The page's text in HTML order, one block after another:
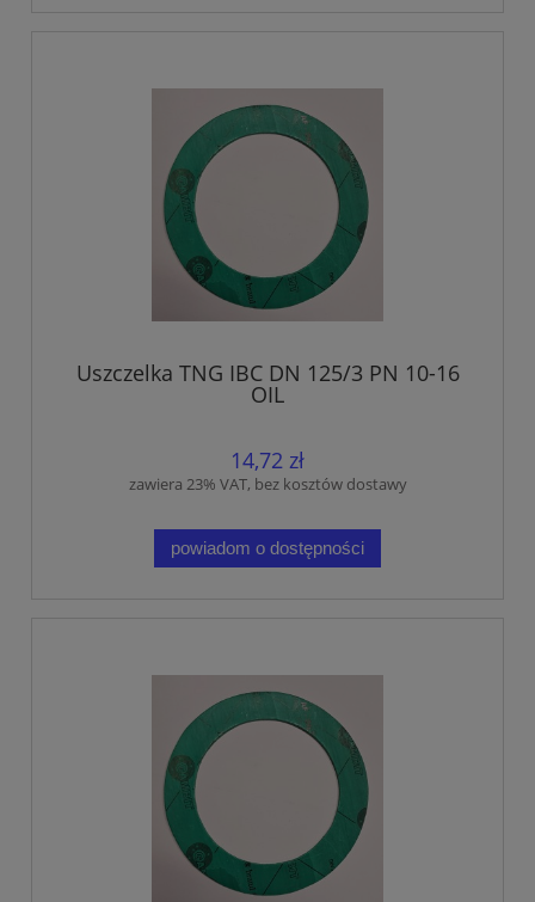
Uszczelka TNG IBC DN 125/3 PN 10-16
OIL
14,72 zł
zawiera 23% VAT, bez kosztów dostawy
powiadom o dostępności